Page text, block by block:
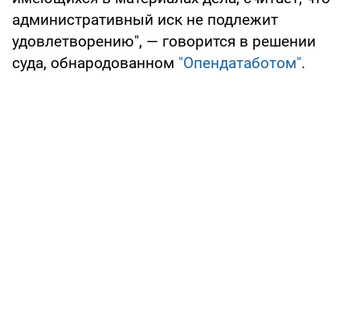
административный иск не подлежит
удовлетворению", — говорится в решении
суда, обнародованном "Опендатаботом".